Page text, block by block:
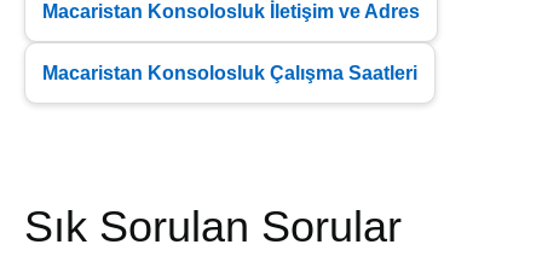
Macaristan Konsolosluk İletişim ve Adres
Macaristan Konsolosluk Çalışma Saatleri
Sık Sorulan Sorular